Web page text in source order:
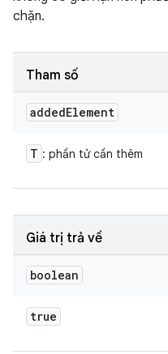
chặn.
Tham số
addedElement
T : phần tử cần thêm
Giá trị trả về
boolean
true